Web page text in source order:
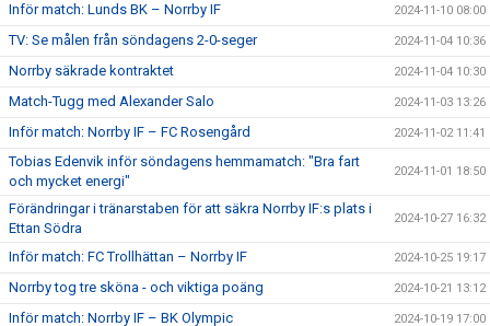
Inför match: Lunds BK – Norrby IF 2024-11-10 08:00
TV: Se målen från söndagens 2-0-seger 2024-11-04 10:36
Norrby säkrade kontraktet 2024-11-04 10:30
Match-Tugg med Alexander Salo 2024-11-03 13:26
Inför match: Norrby IF – FC Rosengård 2024-11-02 11:41
Tobias Edenvik inför söndagens hemmamatch: "Bra fart
och mycket energi"
2024-11-01 18:50
Förändringar i tränarstaben för att säkra Norrby IF:s plats i
Ettan Södra
2024-10-27 16:32
Inför match: FC Trollhättan – Norrby IF 2024-10-25 19:17
Norrby tog tre sköna - och viktiga poäng 2024-10-21 13:12
Inför match: Norrby IF – BK Olympic 2024-10-19 17:00